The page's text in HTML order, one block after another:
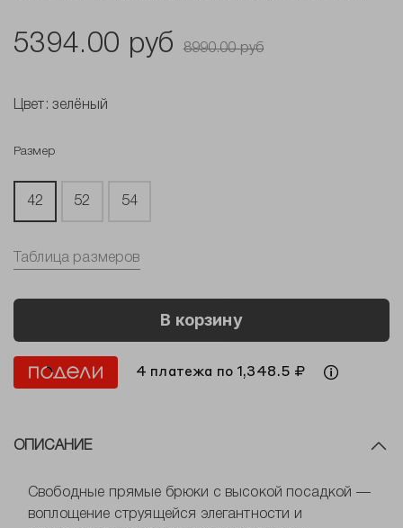
5394.00 руб 8990.00 руб
Цвет: зелёный
Таблица размеров
В корзину
4 платежа по 1,348.5 ₽
Размер
42 52 54
ОПИСАНИЕ
Свободные прямые брюки с высокой посадкой —
воплощение струящейся элегантности и